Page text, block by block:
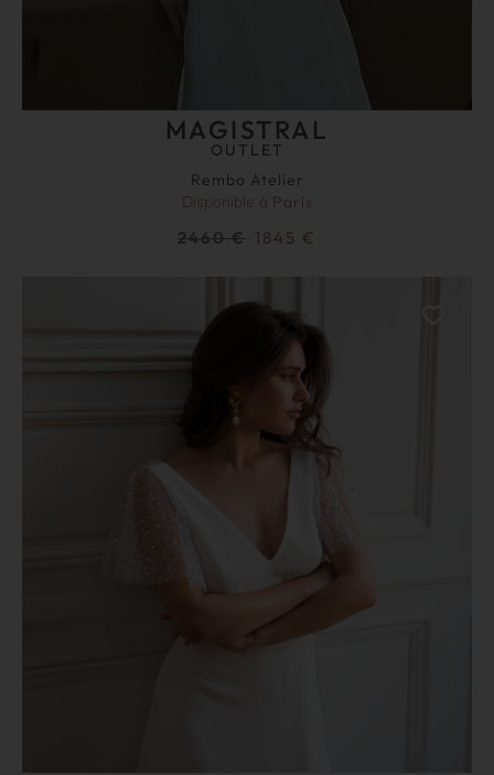
MAGISTRAL
OUTLET
Rembo Atelier
Disponible à Paris
2460€ 1845 €